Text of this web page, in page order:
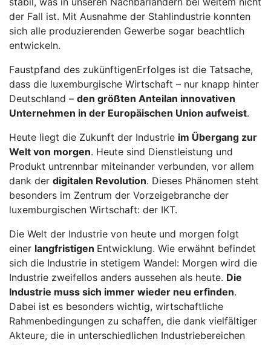
der Fall ist. Mit Ausnahme der Stahlindustrie konnten
sich alle produzierenden Gewerbe sogar beachtlich
entwickeln.
Faustpfand des zukünftigenErfolges ist die Tatsache,
dass die luxemburgische Wirtschaft – nur knapp hinter
Deutschland – den größten Anteilan innovativen
Unternehmen in der Europäischen Union aufweist.
Heute liegt die Zukunft der Industrie im Übergang zur
Welt von morgen. Heute sind Dienstleistung und
Produkt untrennbar miteinander verbunden, vor allem
dank der digitalen Revolution. Dieses Phänomen steht
besonders im Zentrum der Vorzeigebranche der
luxemburgischen Wirtschaft: der IKT.
Die Welt der Industrie von heute und morgen folgt
einer langfristigen Entwicklung. Wie erwähnt befindet
sich die Industrie in stetigem Wandel: Morgen wird die
Industrie zweifellos anders aussehen als heute. Die
Industrie muss sich immer wieder neu erfinden.
Dabei ist es besonders wichtig, wirtschaftliche
Rahmenbedingungen zu schaffen, die dank vielfältiger
Akteure, die in unterschiedlichen Industriebereichen